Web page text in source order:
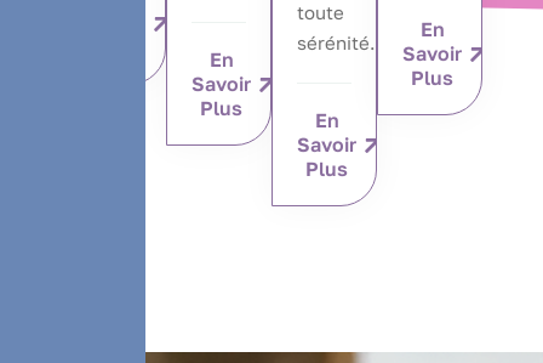
En
Savoir
Plus
toute
sérénité.
En
Savoir
Plus
En
Savoir
Plus